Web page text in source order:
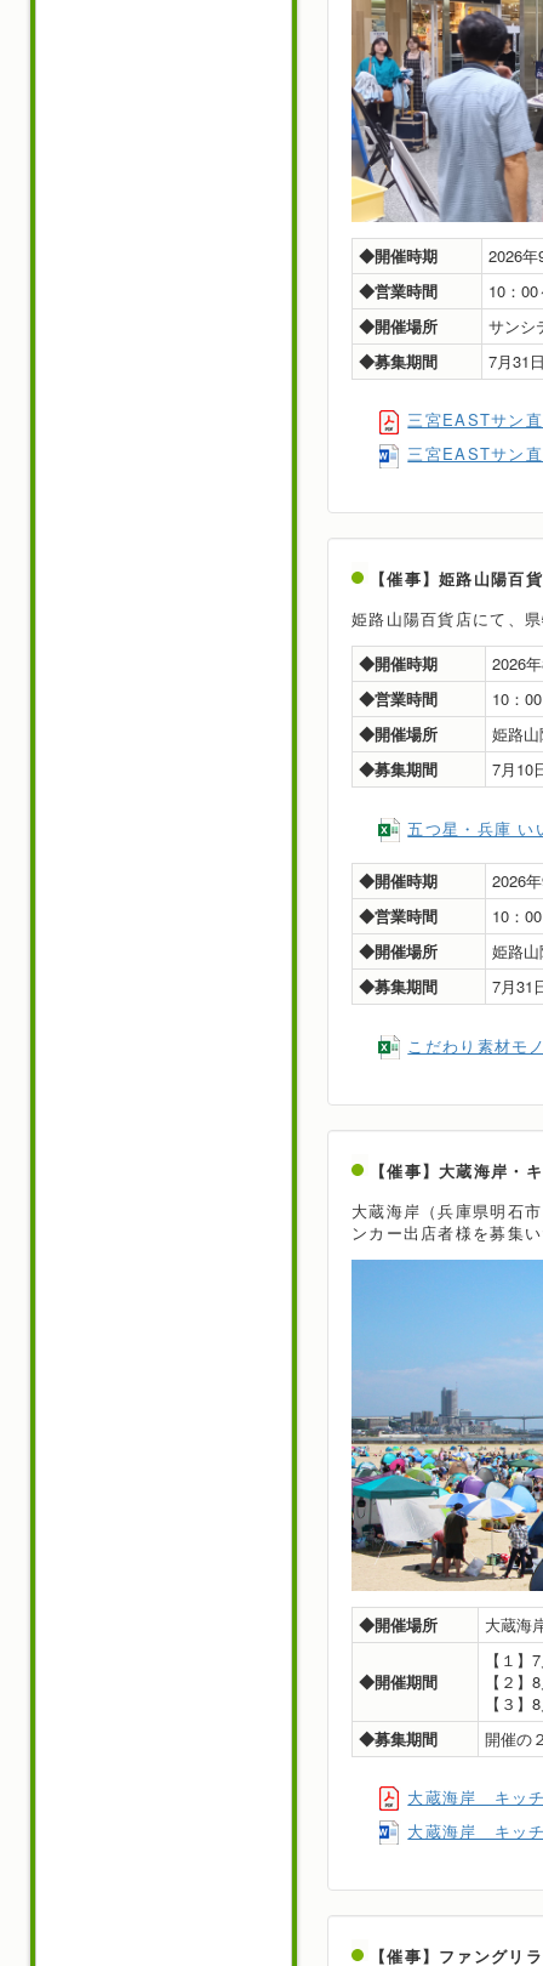
◆開催時期
2026
◆営業時間
10：
◆開催場所
サンシ
◆募集期間
7月31
三宮EASTサン
三宮EASTサン
【催事】姫路山陽百
姫路山陽百貨店にて、
◆開催時期
2026
◆営業時間
10：
◆開催場所
姫路
◆募集期間
7月10
五つ星・兵庫 い
◆開催時期
2026
◆営業時間
10：
◆開催場所
姫路
◆募集期間
7月31
こだわり素材モ
【催事】大蔵海岸・
大蔵海岸（兵庫県明石
ンカー出店者様を募集
◆開催場所 大蔵海
◆開催期間
【１
【２
【３
◆募集期間
開催の
大蔵海岸 キッ
大蔵海岸 キッ
【催事】ファングリ